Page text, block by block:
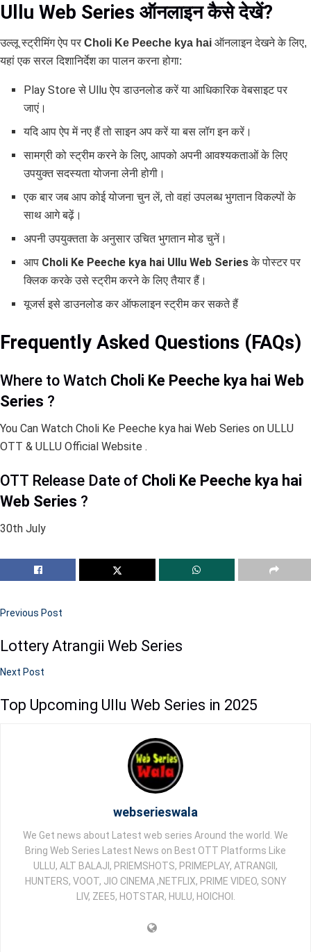
Ullu Web Series ऑनलाइन कैसे देखें?
उल्लू स्ट्रीमिंग ऐप पर Choli Ke Peeche kya hai ऑनलाइन देखने के लिए,
यहां एक सरल दिशानिर्देश का पालन करना होगा:
Play Store से Ullu ऐप डाउनलोड करें या आधिकारिक वेबसाइट पर
जाएं।
यदि आप ऐप में नए हैं तो साइन अप करें या बस लॉग इन करें।
सामग्री को स्ट्रीम करने के लिए, आपको अपनी आवश्यकताओं के लिए
उपयुक्त सदस्यता योजना लेनी होगी।
एक बार जब आप कोई योजना चुन लें, तो वहां उपलब्ध भुगतान विकल्पों के
साथ आगे बढ़ें।
अपनी उपयुक्तता के अनुसार उचित भुगतान मोड चुनें।
आप Choli Ke Peeche kya hai Ullu Web Seriesके पोस्टर पर
क्लिक करके उसे स्ट्रीम करने के लिए तैयार हैं।
यूजर्स इसे डाउनलोड कर ऑफलाइन स्ट्रीम कर सकते हैं
Frequently Asked Questions (FAQs)
Where to Watch Choli Ke Peeche kya hai Web
Series ?
You Can Watch Choli Ke Peeche kya hai Web Series on ULLU
OTT & ULLU Official Website .
OTT Release Date of Choli Ke Peeche kya hai
Web Series ?
30th July
Previous Post
Lottery Atrangii Web Series
Next Post
Top Upcoming Ullu Web Series in 2025
webserieswala
We Get news about Latest web series Around the world. We
Bring Web Series Latest News on Best OTT Platforms Like
ULLU, ALT BALAJI, PRIEMSHOTS, PRIMEPLAY, ATRANGII,
HUNTERS, VOOT, JIO CINEMA ,NETFLIX, PRIME VIDEO, SONY
LIV, ZEE5, HOTSTAR, HULU, HOICHOI.